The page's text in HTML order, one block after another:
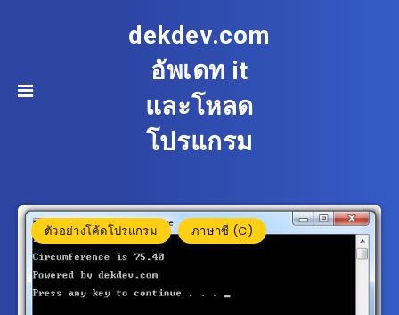
dekdev.com
อัพเดท it
และโหลด
โปรแกรม
ตัวอย่างโค้ดโปรแกรม ภาษาซี (C)